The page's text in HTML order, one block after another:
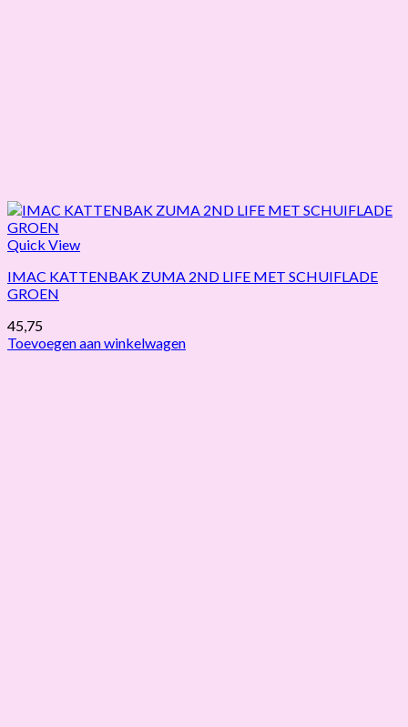
Quick View
IMAC KATTENBAK ZUMA 2ND LIFE MET SCHUIFLADE
GROEN
45,75
Toevoegen aan winkelwagen